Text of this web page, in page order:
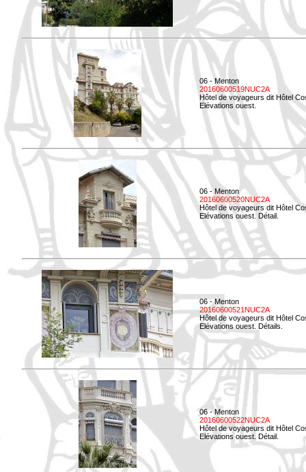
06 - Menton
20160600519NUC2A
Hôtel de voyageurs dit Hôtel
Elévations ouest.
06 - Menton
20160600520NUC2A
Hôtel de voyageurs dit Hôtel
Elévations ouest. Détail.
06 - Menton
20160600521NUC2A
Hôtel de voyageurs dit Hôtel
Elévations ouest. Détails.
06 - Menton
20160600522NUC2A
Hôtel de voyageurs dit Hôtel
Elévations ouest. Détail.